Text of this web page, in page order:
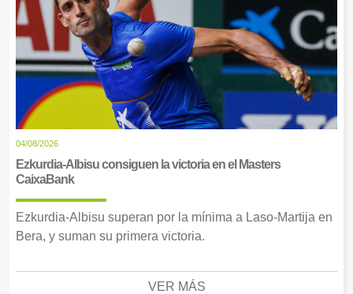
04/08/2026
Ezkurdia-Albisu consiguen la victoria en el Masters
CaixaBank
Ezkurdia-Albisu superan por la mínima a Laso-Martija en
Bera, y suman su primera victoria.
VER MÁS